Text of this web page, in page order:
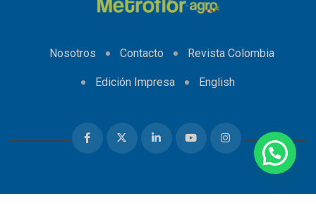
Nosotros Contacto Revista Colombia
Edición Impresa English